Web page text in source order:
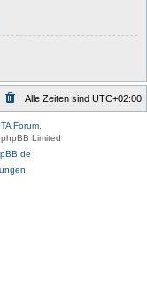
Alle Zeiten sind UTC+02:00
Forum
Limited